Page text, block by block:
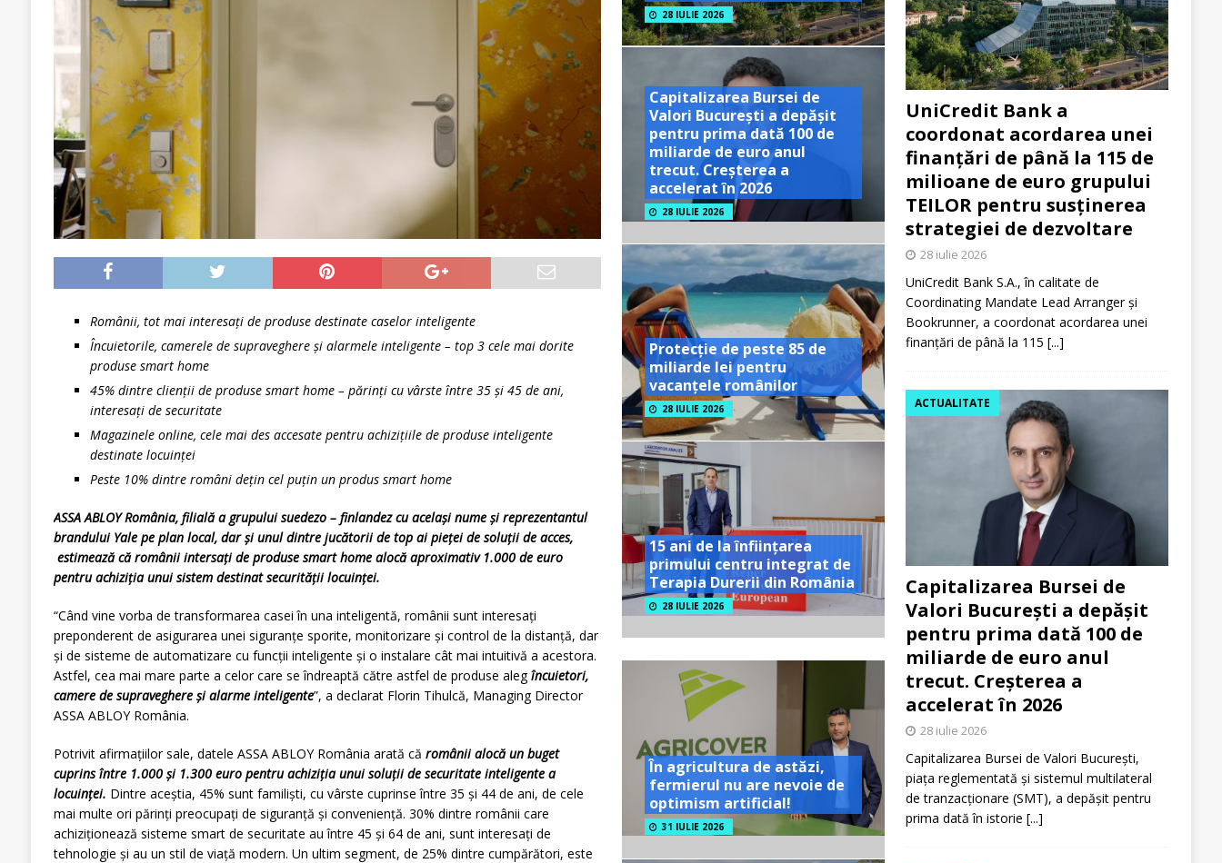
Românii, tot mai interesați de produse destinate caselor inteligente
Încuietorile, camerele de supraveghere și alarmele inteligente – top 3 cele mai dorite
produse smart home
45% dintre clienții de produse smart home – părinți cu vârste între 35 și 45 de ani,
interesați de securitate
Magazinele online, cele mai des accesate pentru achizițiile de produse inteligente
destinate locuinței
Peste 10% dintre români dețin cel puțin un produs smart home
ASSA ABLOY România, filială a grupului suedezo – finlandez cu același nume și reprezentantul
brandului Yale pe plan local, dar și unul dintre jucătorii de top ai pieței de soluții de acces,
estimează că românii intersați de produse smart home alocă aproximativ 1.000 de euro
pentru achiziția unui sistem destinat securității locuinței.
“Când vine vorba de transformarea casei în una inteligentă, românii sunt interesați
preponderent de asigurarea unei siguranțe sporite, monitorizare și control de la distanță, dar
și de sisteme de automatizare cu funcții inteligente și o instalare cât mai intuitivă a acestora.
Astfel, cea mai mare parte a celor care se îndreaptă către astfel de produse alegîncuietori,
camere de supraveghere și alarme inteligente”, a declarat Florin Tihulcă, Managing Director
ASSA ABLOY România.
Potrivit afirmațiilor sale, datele ASSA ABLOY România arată că românii alocă un buget
cuprins între 1.000 și 1.300 euro pentru achiziția unui soluții de securitate inteligente a
locuinței. Dintre aceștia, 45% sunt familiști, cu vârste cuprinse între 35 și 44 de ani, de cele
mai multe ori părinți preocupați de siguranță și conveniență. 30% dintre românii care
achiziționează sisteme smart de securitate au între 45 și 64 de ani, sunt interesați de
tehnologie și au un stil de viață modern. Un ultim segment, de 25% dintre cumpărători, este
28 IULIE 2026
Capitalizarea Bursei de
Valori București a depășit
pentru prima dată 100 de
miliarde de euro anul
trecut. Creșterea a
accelerat în 2026
28 IULIE 2026
Protecție de peste 85 de
miliarde lei pentru
vacanțele românilor
28 IULIE 2026
15 ani de la înființarea
primului centru integrat de
Terapia Durerii din România
28 IULIE 2026
În agricultura de astăzi,
fermierul nu are nevoie de
optimism artificial!
31 IULIE 2026
UniCredit Bank a
coordonat acordarea unei
finanțări de până la 115 de
milioane de euro grupului
TEILOR pentru susținerea
strategiei de dezvoltare
28 iulie 2026
UniCredit Bank S.A., în calitate de
Coordinating Mandate Lead Arranger și
Bookrunner, a coordonat acordarea unei
finanțări de până la 115 [...]
Capitalizarea Bursei de
Valori București a depășit
pentru prima dată 100 de
miliarde de euro anul
trecut. Creșterea a
accelerat în 2026
ACTUALITATE
28 iulie 2026
Capitalizarea Bursei de Valori București,
piața reglementată și sistemul multilateral
de tranzacționare (SMT), a depășit pentru
prima dată în istorie [...]